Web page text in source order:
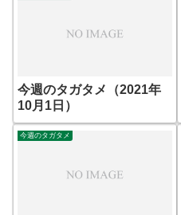
今週のタガタメ（2021年
10月1日）
今週のタガタメ